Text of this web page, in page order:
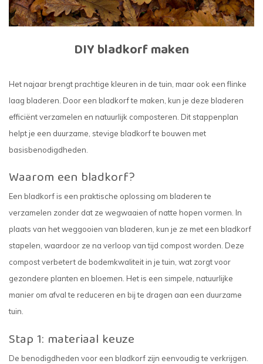
DIY bladkorf maken
Het najaar brengt prachtige kleuren in de tuin, maar ook een flinke
laag bladeren. Door een bladkorf te maken, kun je deze bladeren
efficiënt verzamelen en natuurlijk composteren. Dit stappenplan
helpt je een duurzame, stevige bladkorf te bouwen met
basisbenodigdheden.
Waarom een bladkorf?
Een bladkorf is een praktische oplossing om bladeren te
verzamelen zonder dat ze wegwaaien of natte hopen vormen. In
plaats van het weggooien van bladeren, kun je ze met een bladkorf
stapelen, waardoor ze na verloop van tijd compost worden. Deze
compost verbetert de bodemkwaliteit in je tuin, wat zorgt voor
gezondere planten en bloemen. Het is een simpele, natuurlijke
manier om afval te reduceren en bij te dragen aan een duurzame
tuin.
Stap 1: materiaal keuze
De benodigdheden voor een bladkorf zijn eenvoudig te verkrijgen.